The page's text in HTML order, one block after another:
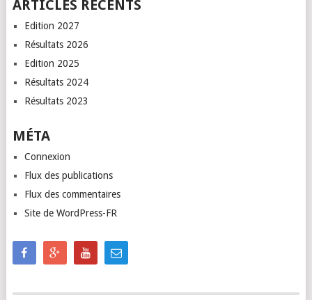
ARTICLES RÉCENTS
Edition 2027
Résultats 2026
Edition 2025
Résultats 2024
Résultats 2023
MÉTA
Connexion
Flux des publications
Flux des commentaires
Site de WordPress-FR